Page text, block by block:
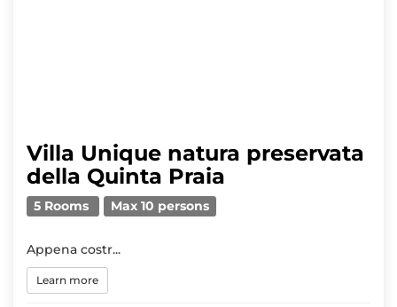
Villa Unique natura preservata
della Quinta Praia
5 Rooms Max 10 persons
Appena costr...
Learn more